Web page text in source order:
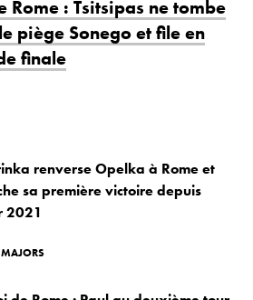
Rome : Tsitsipas ne tombe
piège Sonego et file en
finale
renverse Opelka à Rome et
sa première victoire depuis
2021